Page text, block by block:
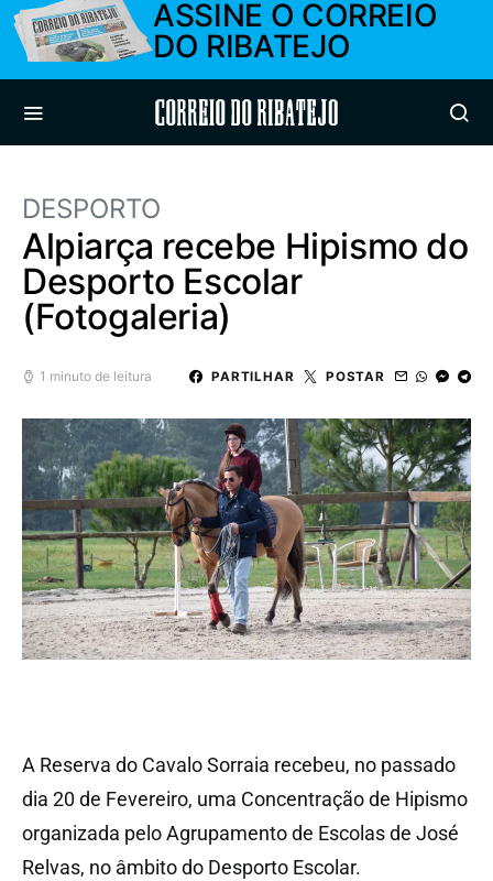
ASSINE O CORREIO
DO RIBATEJO
Correio do Ribatejo
DESPORTO
Alpiarça recebe Hipismo do
Desporto Escolar
(Fotogaleria)
1 minuto de leitura PARTILHAR POSTAR
A Reserva do Cavalo Sorraia recebeu, no passado
dia 20 de Fevereiro, uma Concentração de Hipismo
organizada pelo Agrupamento de Escolas de José
Relvas, no âmbito do Desporto Escolar.